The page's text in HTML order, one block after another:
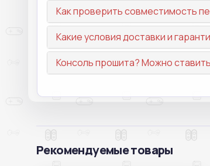
Как проверить совместимость
Какие условия доставки и
Консоль прошита? Можно
Рекомендуемые товары